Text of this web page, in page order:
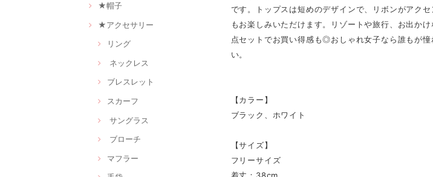
★帽子
★アクセサリー
リング
ネックレス
ブレスレット
スカーフ
サングラス
ブローチ
マフラー
です。トップスは短めのデザインで、リボンがアク
もお楽しみいただけます。リゾートや旅行、お出か
点セットでお買い得感も◎おしゃれ女子なら誰もが
い。
【カラー】
ブラック、ホワイト
【サイズ】
フリーサイズ